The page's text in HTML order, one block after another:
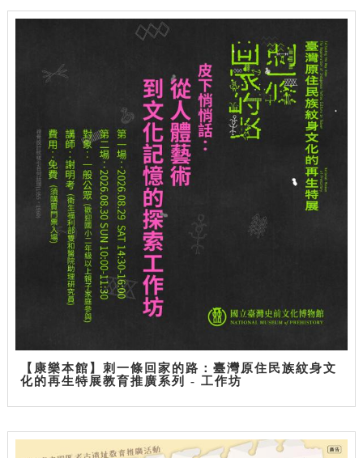
【康樂本館】刺一條回家的路：臺灣原住民族紋身文
化的再生特展教育推廣系列 - 工作坊